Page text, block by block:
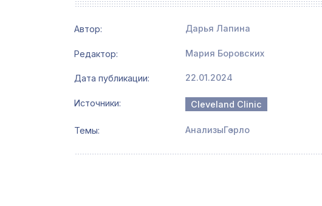
Автор: Дарья Лапина
Редактор Мария Боровских
Дата публикации 22.01.2024
Источники Cleveland Clinic
Темы АнализыГорло